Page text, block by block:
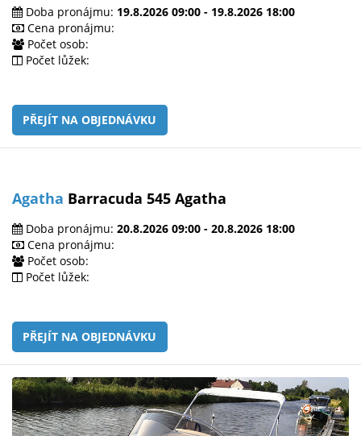
Doba pronájmu: 19.8.2026 09:00 - 19.8.2026 18:00
Cena pronájmu:
Počet osob:
Počet lůžek:
PŘEJÍT NA OBJEDNÁVKU
Agatha Barracuda 545 Agatha
Doba pronájmu: 20.8.2026 09:00 - 20.8.2026 18:00
Cena pronájmu:
Počet osob:
Počet lůžek:
PŘEJÍT NA OBJEDNÁVKU